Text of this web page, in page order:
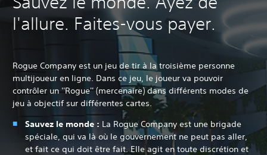
l'allure. Faites-vous payer.
Rogue Company est un jeu de tir à la troisième personne
multijoueur en ligne. Dans ce jeu, le joueur va pouvoir
contrôler un ''Rogue'' (mercenaire) dans différents modes de
jeu à objectif sur différentes cartes.
Sauvez le monde :‎ La Rogue Company est une brigade
spéciale, qui va là où le gouvernement ne peut pas aller,
et fait ce qui doit être fait. Elle agit en toute discrétion et